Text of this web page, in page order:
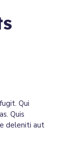
Qui
Quis
deleniti aut